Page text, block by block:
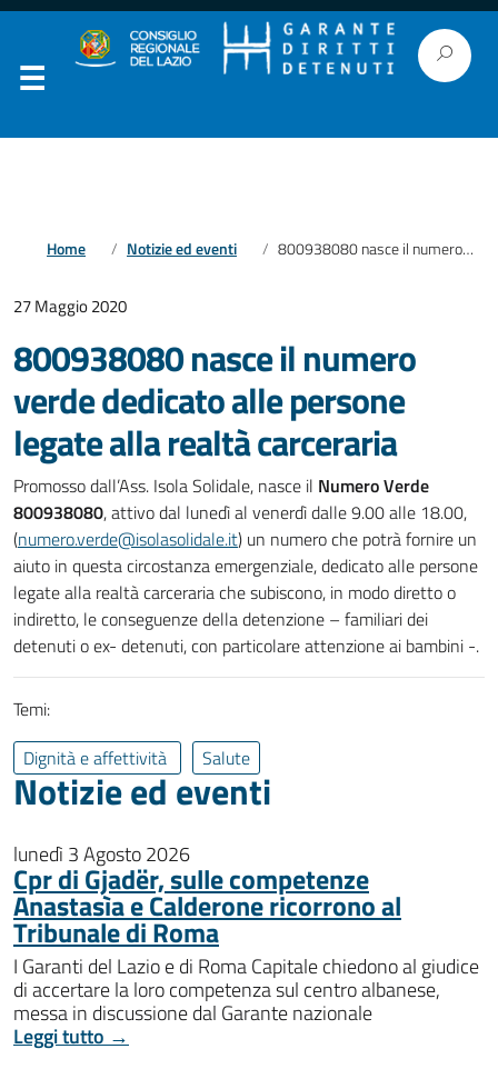
Home Notizie ed eventi 800938080 nasce il numero verde dedicato alle persone legate alla realtà carceraria
27 Maggio 2020
800938080 nasce il numero
verde dedicato alle persone
legate alla realtà carceraria
Promosso dall’Ass. Isola Solidale, nasce il Numero Verde
800938080, attivo dal lunedì al venerdì dalle 9.00 alle 18.00,
(numero.verde@isolasolidale.it) un numero che potrà fornire un
aiuto in questa circostanza emergenziale, dedicato alle persone
legate alla realtà carceraria che subiscono, in modo diretto o
indiretto, le conseguenze della detenzione – familiari dei
detenuti o ex- detenuti, con particolare attenzione ai bambini -.
Temi:
Dignità e affettività
Salute
Notizie ed eventi
lunedì 3 Agosto 2026
Cpr di Gjadër, sulle competenze
Anastasìa e Calderone ricorrono al
Tribunale di Roma
I Garanti del Lazio e di Roma Capitale chiedono al giudice
di accertare la loro competenza sul centro albanese,
messa in discussione dal Garante nazionale
Leggi tutto →